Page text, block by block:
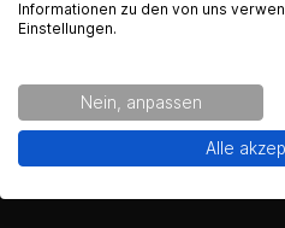
Gearparts GmbH
Im Langgewann 5-7
Kontakt:support@gearparts24.de
Would you like to see the
Informationen zu den von uns
Einstellungen.
Nein, anpassen
Alle